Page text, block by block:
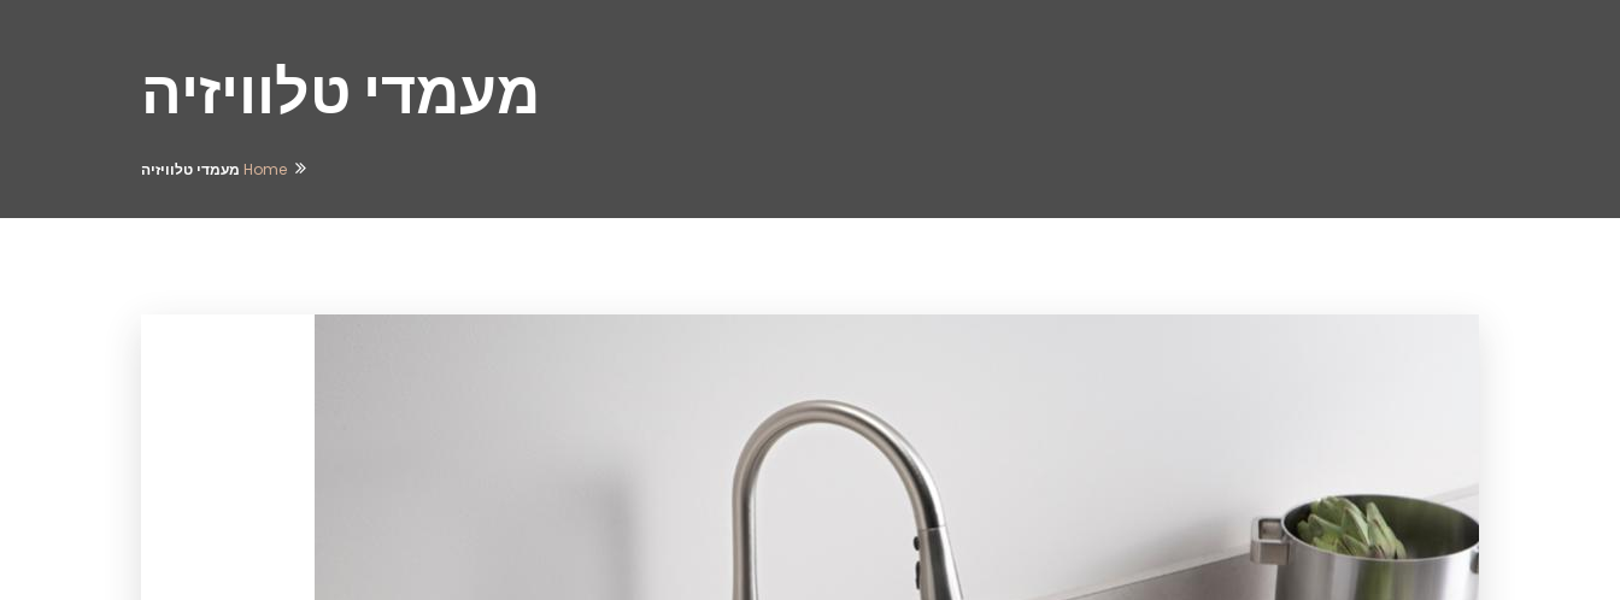
מעמדי טלוויזיה
Home מעמדי טלוויזיה